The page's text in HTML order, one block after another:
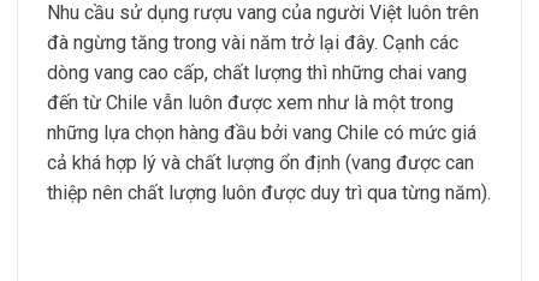
Nhu cầu sử dụng rượu vang của người Việt luôn trên
đà ngừng tăng trong vài năm trở lại đây. Cạnh các
dòng vang cao cấp, chất lượng thì những chai vang
đến từ Chile vẫn luôn được xem như là một trong
những lựa chọn hàng đầu bởi vang Chile có mức giá
cả khá hợp lý và chất lượng ổn định (vang được can
thiệp nên chất lượng luôn được duy trì qua từng năm).